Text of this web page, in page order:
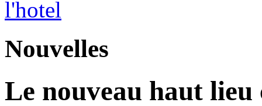
Nouvelles
Le nouveau haut